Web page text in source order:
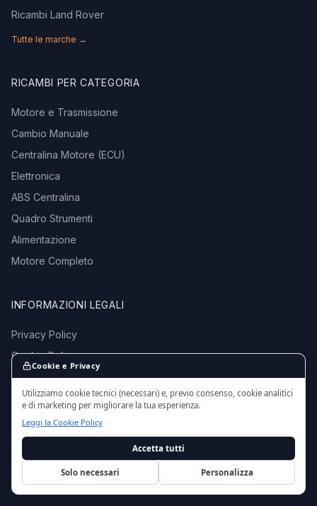
Ricambi Land Rover
Tutte le marche →
RICAMBI PER CATEGORIA
Motore e Trasmissione
Cambio Manuale
Centralina Motore (ECU)
Elettronica
ABS Centralina
Quadro Strumenti
Alimentazione
Motore Completo
INFORMAZIONI LEGALI
Privacy Policy
Cookie Policy
Termini e Condizioni
© 2016 - 2026 EmporioMotori.it — Tutti i diritti riservati.
Ricambi auto usati da autodemolizioni certificate in Italia.
Cookie e Privacy
Utilizziamo cookie tecnici (necessari) e, previo consenso, cookie analitici
e di marketing per migliorare la tua esperienza.
Leggi la Cookie Policy
Accetta tutti
Solo necessari Personalizza